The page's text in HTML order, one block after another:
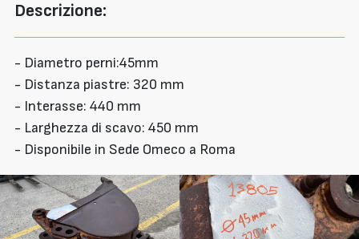
Descrizione:
- Diametro perni:45mm
- Distanza piastre: 320 mm
- Interasse: 440 mm
- Larghezza di scavo: 450 mm
- Disponibile in Sede Omeco a Roma